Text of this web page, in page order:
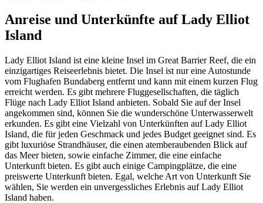
Anreise und Unterkünfte auf Lady Elliot
Island
Lady Elliot Island ist eine kleine Insel im Great Barrier Reef, die ein
einzigartiges Reiseerlebnis bietet. Die Insel ist nur eine Autostunde
vom Flughafen Bundaberg entfernt und kann mit einem kurzen Flug
erreicht werden. Es gibt mehrere Fluggesellschaften, die täglich
Flüge nach Lady Elliot Island anbieten. Sobald Sie auf der Insel
angekommen sind, können Sie die wunderschöne Unterwasserwelt
erkunden. Es gibt eine Vielzahl von Unterkünften auf Lady Elliot
Island, die für jeden Geschmack und jedes Budget geeignet sind. Es
gibt luxuriöse Strandhäuser, die einen atemberaubenden Blick auf
das Meer bieten, sowie einfache Zimmer, die eine einfache
Unterkunft bieten. Es gibt auch einige Campingplätze, die eine
preiswerte Unterkunft bieten. Egal, welche Art von Unterkunft Sie
wählen, Sie werden ein unvergessliches Erlebnis auf Lady Elliot
Island haben.